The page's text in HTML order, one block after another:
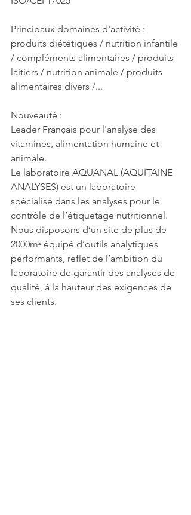
Principaux domaines d'activité :
produits diététiques / nutrition infantile
/ compléments alimentaires / produits
laitiers / nutrition animale / produits
alimentaires divers /...
Nouveauté :
Leader Français pour l'analyse des
vitamines, alimentation humaine et
animale.
Le laboratoire AQUANAL (AQUITAINE
ANALYSES) est un laboratoire
spécialisé dans les analyses pour le
contrôle de l’étiquetage nutritionnel.
Nous disposons d’un site de plus de
2000m² équipé d’outils analytiques
performants, reflet de l’ambition du
laboratoire de garantir des analyses de
qualité, à la hauteur des exigences de
ses clients.